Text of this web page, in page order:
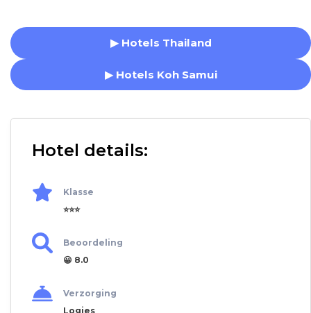
▶ Hotels Thailand
▶ Hotels Koh Samui
Hotel details:
Klasse
⭐⭐⭐
Beoordeling
😀 8.0
Verzorging
Logies